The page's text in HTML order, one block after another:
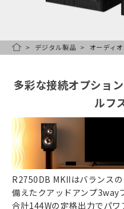
HOMEデジタル製品 オーディ
多彩な接続オプショ
ルフ
R2750DB MKIIはバランス
備えたクアッドアンプ3way
合計144Wの定格出力でパ